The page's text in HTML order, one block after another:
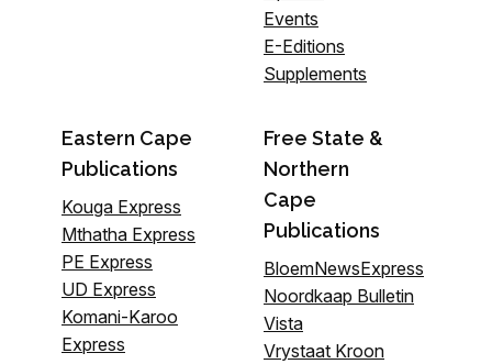
Events
E-Editions
Supplements
Eastern Cape
Publications
Kouga Express
Mthatha Express
PE Express
UD Express
Komani-Karoo
Express
Free State &
Northern
Cape
Publications
BloemNewsExpress
Noordkaap Bulletin
Vista
Vrystaat Kroon